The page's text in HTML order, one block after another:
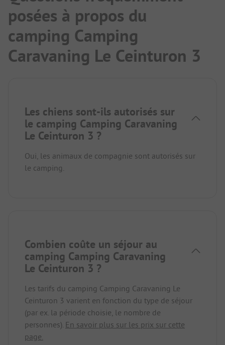
posées à propos du
camping Camping
Caravaning Le Ceinturon 3
Les chiens sont-ils autorisés sur
le camping Camping Caravaning
Le Ceinturon 3 ?
Oui, les animaux de compagnie sont autorisés sur
le camping.
Combien coûte un séjour au
camping Camping Caravaning
Le Ceinturon 3 ?
Les tarifs du camping Camping Caravaning Le
Ceinturon 3 varient en fonction du type de séjour
(par ex. la période choisie, le nombre de
personnes). En savoir plus sur les prix sur cette
page.